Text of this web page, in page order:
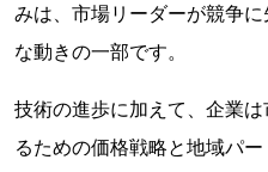
みは、市場リーダーが競争
な動きの一部です。
技術の進歩に加えて、企業
るための価格戦略と地域パ